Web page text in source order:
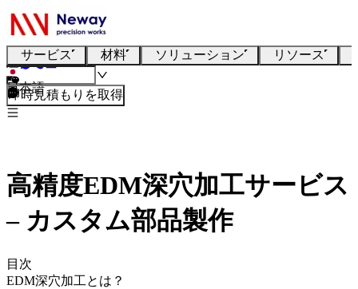
サービス 材料 ソリューション リソース
日本語
即時見積もりを取得
高精度EDM深穴加工サービス
– カスタム部品製作
目次
EDM深穴加工とは？